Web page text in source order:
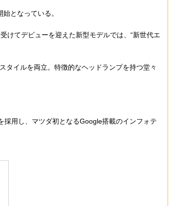
となっている。
けてデビューを迎えた新型モデルでは、“新世代エ
タイルを両立。特徴的なヘッドランプを持つ堂々
用し、マツダ初となるGoogle搭載のインフォテ